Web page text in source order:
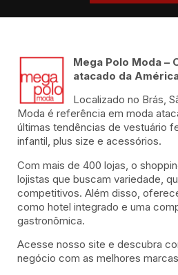
Mega Polo Moda –
atacado da
Localizado no Brás,
Moda é referência em moda
últimas tendências de vestuário
infantil, plus size e acessórios.
Com mais de 400 lojas, o
lojistas que buscam variedade,
competitivos. Além disso,
como hotel integrado e uma
gastronômica.
Acesse nosso site e descubra
negócio com as melhores